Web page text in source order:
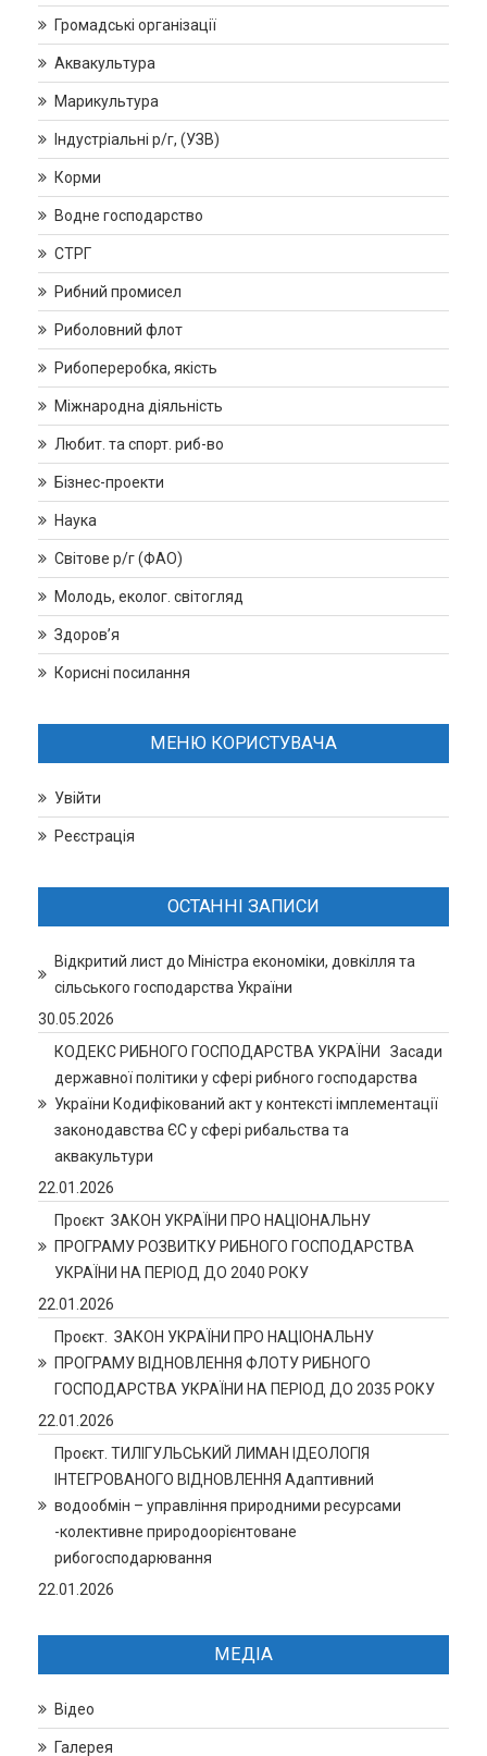
Громадські організації
Аквакультура
Марикультура
Індустріальні р/г, (УЗВ)
Корми
Водне господарство
СТРГ
Рибний промисел
Риболовний флот
Рибопереробка, якість
Міжнародна діяльність
Любит. та спорт. риб-во
Бізнес-проекти
Наука
Світове р/г (ФАО)
Молодь, еколог. світогляд
Здоров’я
Корисні посилання
МЕНЮ КОРИСТУВАЧА
Увійти
Реєстрація
ОСТАННІ ЗАПИСИ
Відкритий лист до Міністра економіки, довкілля та
сільського господарства України
30.05.2026
КОДЕКС РИБНОГО ГОСПОДАРСТВА УКРАЇНИ Засади
державної політики у сфері рибного господарства
України Кодифікований акт у контексті імплементації
законодавства ЄС у сфері рибальства та
аквакультури
22.01.2026
Проєкт ЗАКОН УКРАЇНИ ПРО НАЦІОНАЛЬНУ
ПРОГРАМУ РОЗВИТКУ РИБНОГО ГОСПОДАРСТВА
УКРАЇНИ НА ПЕРІОД ДО 2040 РОКУ
22.01.2026
Проєкт. ЗАКОН УКРАЇНИ ПРО НАЦІОНАЛЬНУ
ПРОГРАМУ ВІДНОВЛЕННЯ ФЛОТУ РИБНОГО
ГОСПОДАРСТВА УКРАЇНИ НА ПЕРІОД ДО 2035 РОКУ
22.01.2026
Проєкт. ТИЛІГУЛЬСЬКИЙ ЛИМАН ІДЕОЛОГІЯ
ІНТЕГРОВАНОГО ВІДНОВЛЕННЯ Адаптивний
водообмін – управління природними ресурсами
-колективне природоорієнтоване
рибогосподарювання
22.01.2026
МЕДІА
Відео
Галерея